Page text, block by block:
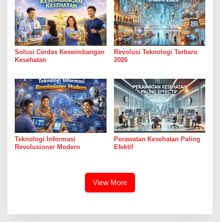
Solusi Cerdas Keseimbangan
Kesehatan
Revolusi Teknologi Terbaru
2026
Teknologi Informasi
Revolusioner Modern
Perawatan Kesehatan Paling
Efektif
View More